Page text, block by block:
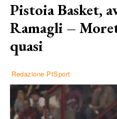
Pistoia Basket,
Ramagli –
quasi
Redazione PtSport